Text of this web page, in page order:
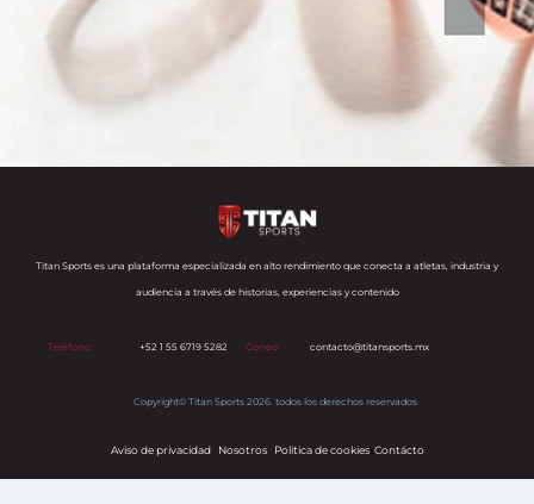
Titan Sports es una plataforma especializada en alto rendimiento que conecta a atletas, industria y
audiencia a través de historias, experiencias y contenido
Teléfono: +52 1 55 6719 5282 Correo: contacto@titansports.mx
Copyright© Titan Sports 2026. todos los derechos reservados
Aviso de privacidad Nosotros Política de cookiess Contácto